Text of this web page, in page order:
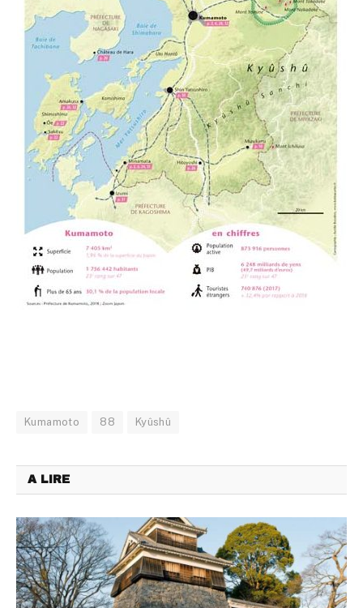
Kumamoto 88 Kyûshû
A LIRE